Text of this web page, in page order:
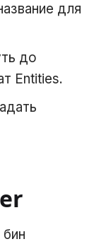
для
до
Entities.